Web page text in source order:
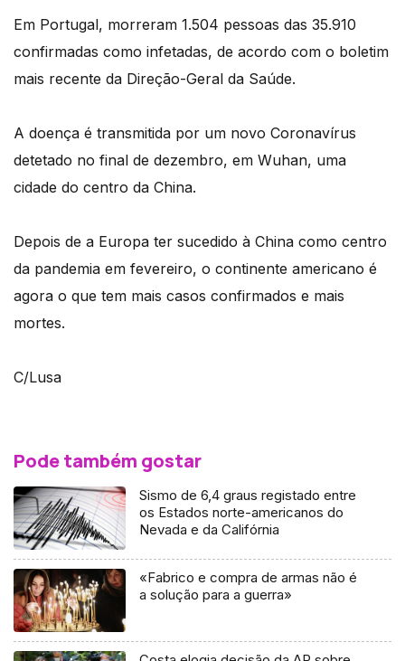
Em Portugal, morreram 1.504 pessoas das 35.910
confirmadas como infetadas, de acordo com o boletim
mais recente da Direção-Geral da Saúde.
A doença é transmitida por um novo Coronavírus
detetado no final de dezembro, em Wuhan, uma
cidade do centro da China.
Depois de a Europa ter sucedido à China como centro
da pandemia em fevereiro, o continente americano é
agora o que tem mais casos confirmados e mais
mortes.
C/Lusa
Pode também gostar
Sismo de 6,4 graus registado entre
os Estados norte-americanos do
Nevada e da Califórnia
«Fabrico e compra de armas não é
a solução para a guerra»